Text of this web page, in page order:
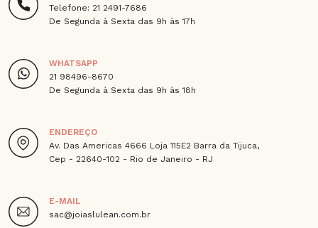
Telefone: 21 2491-7686
De Segunda à Sexta das 9h às 17h
WHATSAPP
21 98496-8670
De Segunda à Sexta das 9h às 18h
ENDEREÇO
Av. Das Americas 4666 Loja 115E2 Barra da Tijuca,
Cep - 22640-102 - Rio de Janeiro - RJ
E-MAIL
sac@joiaslulean.com.br